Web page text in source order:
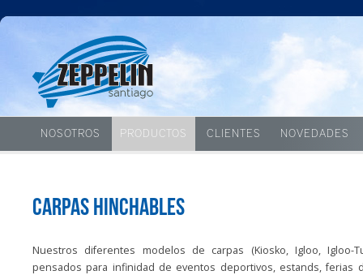
NOSOTROS PRODUCTOS CLIENTES NOVEDADES
Carpas hinchables
Nuestros diferentes modelos de carpas (Kiosko, Igloo, Igloo-
pensados para infinidad de eventos deportivos, estands, ferias